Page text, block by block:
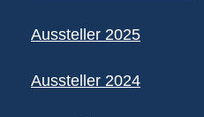
Aussteller 2025
Aussteller 2024